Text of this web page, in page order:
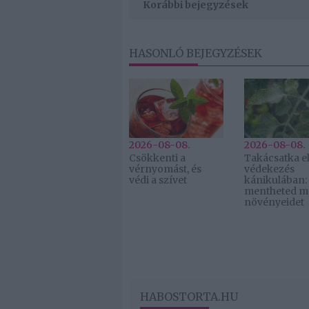
Korábbi bejegyzések
HASONLÓ BEJEGYZÉSEK
2026-08-08.
Csökkenti a
vérnyomást, és
védi a szívet
2026-08-08.
Takácsatka
védekezés
mentheted
növényeidet
HABOSTORTA.HU